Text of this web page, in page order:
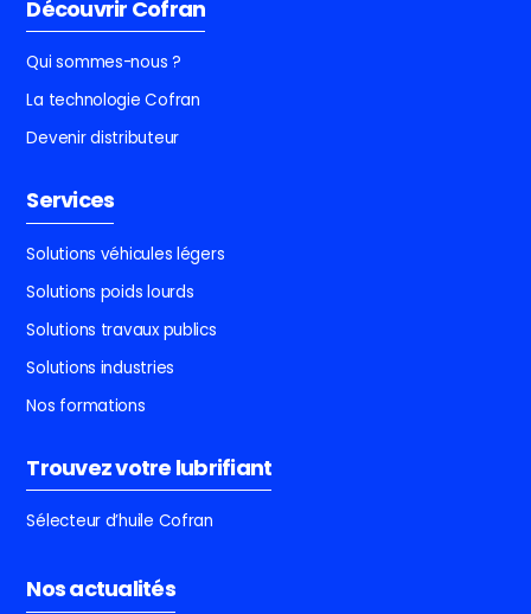
Découvrir Cofran
Qui sommes-nous ?
La technologie Cofran
Devenir distributeur
Services
Solutions véhicules légers
Solutions poids lourds
Solutions travaux publics
Solutions industries
Nos formations
Trouvez votre lubrifiant
Sélecteur d’huile Cofran
Nos actualités